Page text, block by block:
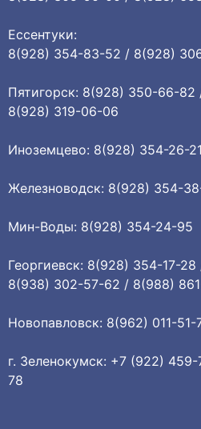
Ессентуки:
8(928) 354-83-52 / 8(928)
Пятигорск: 8(928) 350-66-
8(928) 319-06-06
Иноземцево: 8(928) 354-26-
Железноводск: 8(928) 354-
Мин-Воды: 8(928) 354-24-95
Георгиевск: 8(928) 354-17-
8(938) 302-57-62 / 8(988)
Новопавловск: 8(962) 011-51-
г. Зеленокумск: +7 (922)
78